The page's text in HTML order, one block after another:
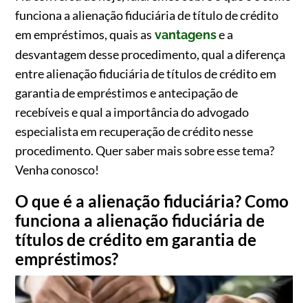
funciona a alienação fiduciária de título de crédito
em empréstimos, quais as vantagense a
desvantagem desse procedimento, qual a diferença
entre alienação fiduciária de títulos de crédito em
garantia de empréstimos e antecipação de
recebíveis e qual a importância do advogado
especialista em recuperação de crédito nesse
procedimento. Quer saber mais sobre esse tema?
Venha conosco!
O que é a alienação fiduciária? Como
funciona a alienação fiduciária de
títulos de crédito em garantia de
empréstimos?